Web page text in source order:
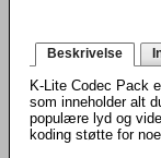
Beskrivelse
K-Lite Codec Pack
som inneholder alt
populære lyd og
koding støtte for